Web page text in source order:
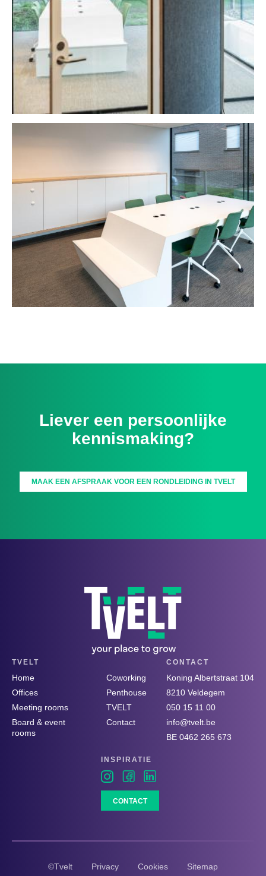
Liever een persoonlijke
kennismaking?
MAAK EEN AFSPRAAK VOOR EEN RONDLEIDING IN TVELT
TVELT
Home
Offices
Meeting rooms
Board & event
rooms
Coworking
Penthouse
TVELT
Contact
CONTACT
Koning Albertstraat 104
8210 Veldegem
050 15 11 00
info@tvelt.be
BE 0462 265 673
INSPIRATIE
CONTACT
©Tvelt Privacy Cookies Sitemap